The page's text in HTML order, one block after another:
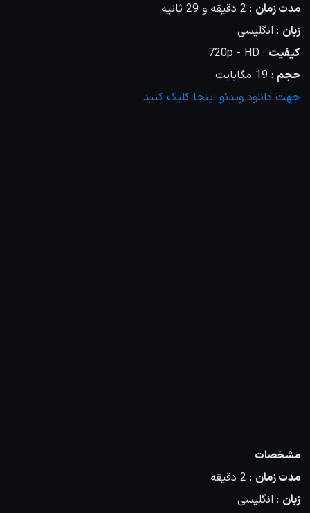
مدت زمان : 2 دقیقه و 29 ثانیه
زبان : انگلیسی
کیفیت : 720p - HD
حجم : 19 مگابایت
جهت دانلود ویدئو اینجا کلیک کنید
مشخصات
مدت زمان : 2 دقیقه
زبان : انگلیسی